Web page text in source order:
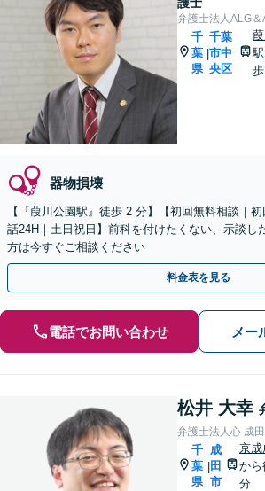
弁護士法人ALG
千
葉
県
|
千葉
市中
央区
器物損壊
【『葭川公園駅』徒歩 2 分】【初回無料相談｜
話24H｜土日祝日】前科を付けたくない、示談し
方は今すぐご相談ください
料金表を見る
電話でお問い合わせ メー
松井 大幸
弁護士法人心 成
千
葉
県
|
成
田
市
京成
から
分